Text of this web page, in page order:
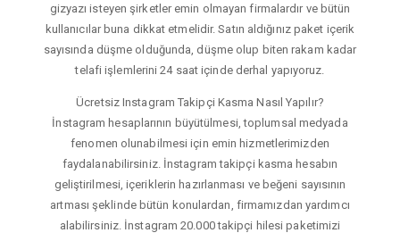
gizyazı isteyen şirketler emin olmayan firmalardır ve bütün
kullanıcılar buna dikkat etmelidir. Satın aldığınız paket içerik
sayısında düşme olduğunda, düşme olup biten rakam kadar
telafi işlemlerini 24 saat içinde derhal yapıyoruz.
Ücretsiz Instagram Takipçi Kasma Nasıl Yapılır?
İnstagram hesaplarının büyütülmesi, toplumsal medyada
fenomen olunabilmesi için emin hizmetlerimizden
faydalanabilirsiniz. İnstagram takipçi kasma hesabın
geliştirilmesi, içeriklerin hazırlanması ve beğeni sayısının
artması şeklinde bütün konulardan, firmamızdan yardımcı
alabilirsiniz. İnstagram 20.000 takipçi hilesi paketimizi